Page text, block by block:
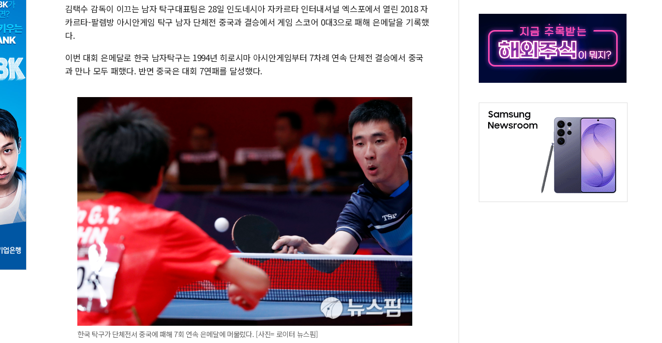
컴투스 '제우스: 오만의 신' 26일 출시, 유저의 캐릭터가 AI로 플레이한다
네이버 클립, 시청 만으로 혜택 얻는 피드코인 이벤트 진행
서울 재건축·재개발 정상화시 5년 내 9만가구 순증...이주 대란도 제한적
KDB생명 본입찰 3파전…한화·흥국·한투 참여
김택수 감독이 이끄는 남자 탁구대표팀은 28일 인도네시아 자카르타 인터내셔널 엑스포에서 열린 2018 자
카르타-팔렘방 아시안게임 탁구 남자 단체전 중국과 결승에서 게임 스코어 0대3으로 패해 은메달을 기록했
다.
이번 대회 은메달로 한국 남자탁구는 1994년 히로시마 아시안게임부터 7차례 연속 단체전 결승에서 중국
과 만나 모두 패했다. 반면 중국은 대회 7연패를 달성했다.
한국 탁구가 단체전서 중국에 패해 7회 연속 은메달에 머물렀다. [사진= 로이터 뉴스핌]